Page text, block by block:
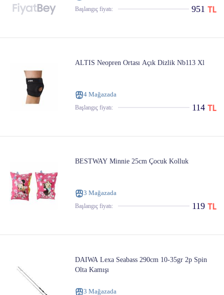
Başlangıç ​​fiyatı: 951
ALTIS Neopren Ortası Açık Dizlik Nb113 Xl
4 Mağazada
Başlangıç ​​fiyatı: 114
BESTWAY Minnie 25cm Çocuk Kolluk
3 Mağazada
Başlangıç ​​fiyatı: 119
DAIWA Lexa Seabass 290cm 10-35gr 2p Spin
Olta Kamışı
3 Mağazada